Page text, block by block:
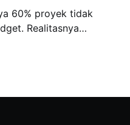
60% proyek tidak
Realitasnya
membengkak.
proyek telat dan bikin